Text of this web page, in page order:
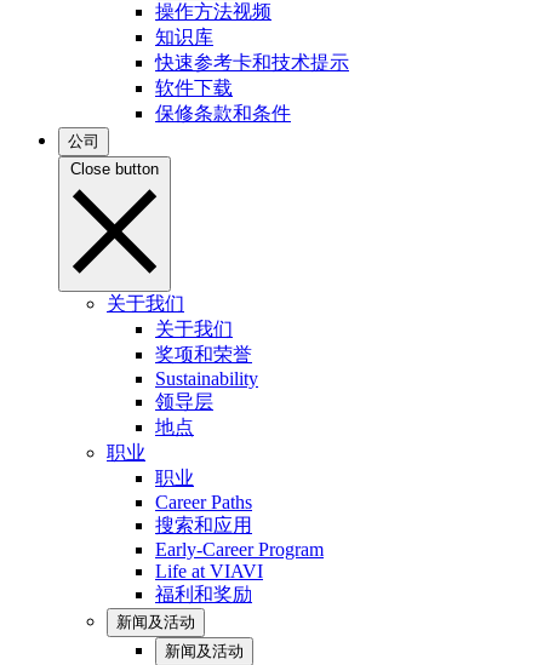
操作方法视频
知识库
快速参考卡和技术提示
软件下载
保修条款和条件
公司
Close button
关于我们
关于我们
奖项和荣誉
Sustainability
领导层
地点
职业
职业
Career Paths
搜索和应用
Early-Career Program
Life at VIAVI
福利和奖励
新闻及活动
新闻及活动